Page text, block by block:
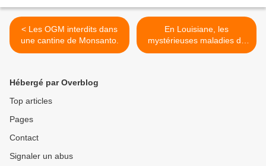
< Les OGM interdits dans
une cantine de Monsanto.
En Louisiane, les
mystérieuses maladies de
la marée noire >
Hébergé par Overblog
Top articles
Pages
Contact
Signaler un abus